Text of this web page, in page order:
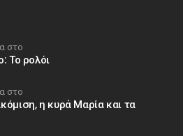
στο
Το ρολόι
στο
η κυρά Μαρία και τα